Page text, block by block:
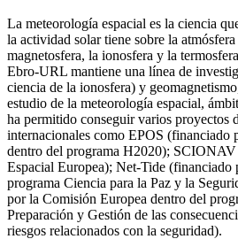
La meteorología espacial es la ciencia
la actividad solar tiene sobre la
magnetosfera, la ionosfera y la
Ebro-URL mantiene una línea de
ciencia de la ionosfera) y
estudio de la meteorología espacial,
ha permitido conseguir varios proyectos
internacionales como EPOS (financiado
dentro del programa H2020);
Espacial Europea); Net-Tide
programa Ciencia para la Paz y la
por la Comisión Europea dentro del
Preparación y Gestión de las
riesgos relacionados con la seguridad).